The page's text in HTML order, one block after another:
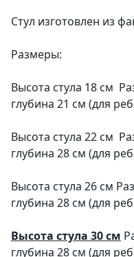
Стул изготовлен из
Размеры:
Высота стула 18 см
глубина 21 см (для
Высота стула 22 см
глубина 28 см (для
Высота стула 26 см
глубина 28 см (для
Высота стула 30 см
глубина 28 см (для